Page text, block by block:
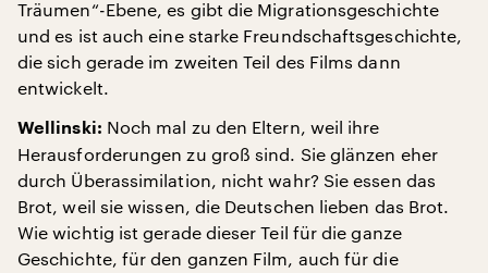
Träumen“-Ebene, es gibt die Migrationsgeschichte
und es ist auch eine starke Freundschaftsgeschichte,
die sich gerade im zweiten Teil des Films dann
entwickelt.
Wellinski: Noch mal zu den Eltern, weil ihre
Herausforderungen zu groß sind. Sie glänzen eher
durch Überassimilation, nicht wahr? Sie essen das
Brot, weil sie wissen, die Deutschen lieben das Brot.
Wie wichtig ist gerade dieser Teil für die ganze
Geschichte, für den ganzen Film, auch für die